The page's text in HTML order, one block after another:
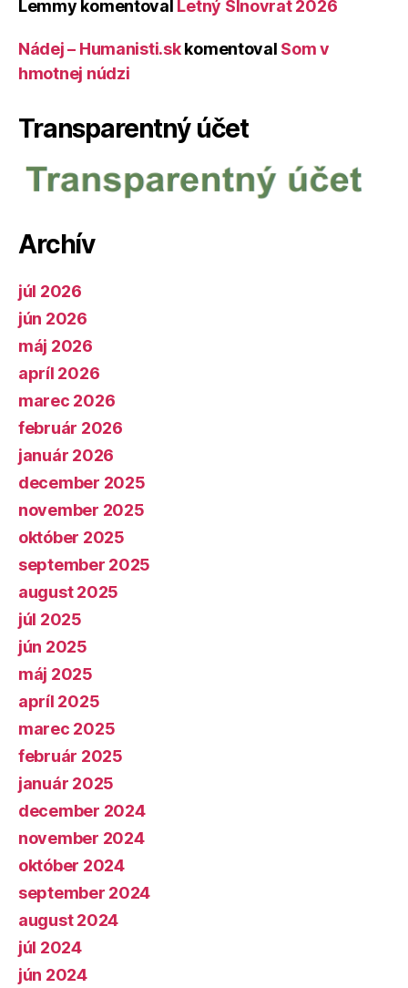
Lemmy komentoval Letný Slnovrat 2026
Nádej – Humanisti.skkomentoval Som v
hmotnej núdzi
Transparentný účet
Archív
júl 2026
jún 2026
máj 2026
apríl 2026
marec 2026
február 2026
január 2026
december 2025
november 2025
október 2025
september 2025
august 2025
júl 2025
jún 2025
máj 2025
apríl 2025
marec 2025
február 2025
január 2025
december 2024
november 2024
október 2024
september 2024
august 2024
júl 2024
jún 2024